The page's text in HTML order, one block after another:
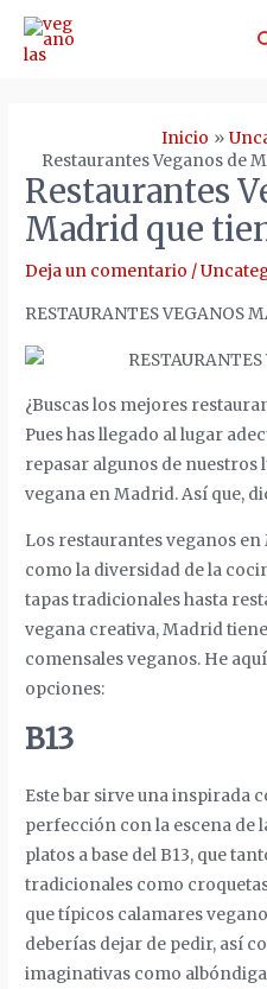
Inicio
Restaurantes Veganos de
Restaurantes
Madrid que
Deja un comentario /
RESTAURANTES VEGANOS
¿Buscas los mejores
Pues has llegado al lugar
repasar algunos de
vegana en Madrid. Así que,
Los restaurantes veganos
como la diversidad de la
tapas tradicionales hasta
vegana creativa, Madrid
comensales veganos. He
opciones:
B13
Este bar sirve una inspirada
perfección con la escena de
platos a base del B13, que
tradicionales como
que típicos calamares
deberías dejar de pedir, así
imaginativas como